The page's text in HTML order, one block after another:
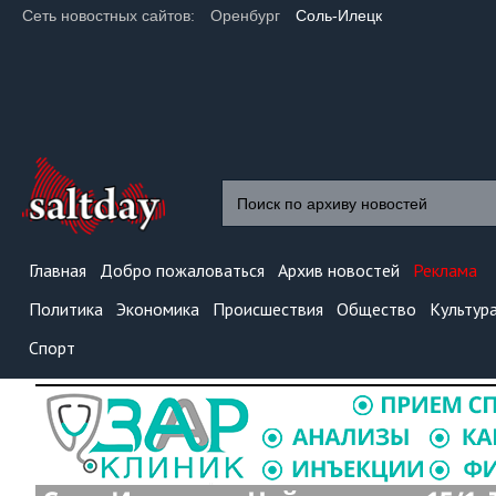
Сеть новостных сайтов: Оренбург Соль-Илецк
Главная Добро пожаловаться Архив новостей
Реклама
Политика Экономика Происшествия Общество
Спорт